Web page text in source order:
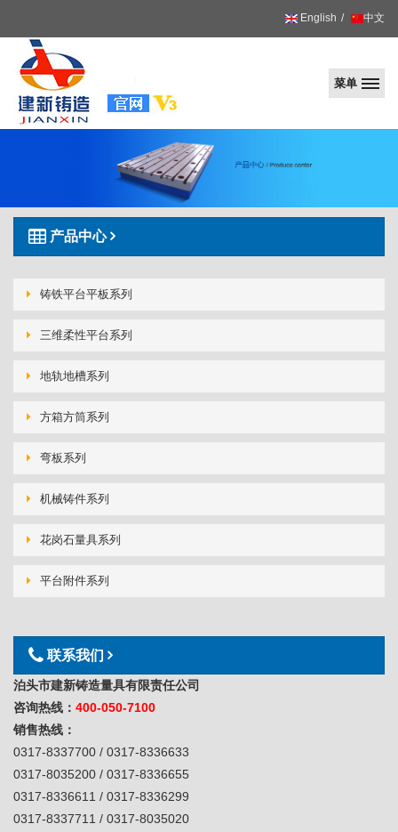
English 中文
菜单
产品中心
铸铁平台平板系列
三维柔性平台系列
地轨地槽系列
方箱方筒系列
弯板系列
机械铸件系列
花岗石量具系列
平台附件系列
联系我们
泊头市建新铸造量具有限责任公司
咨询热线： 400-050-7100
销售热线：
0317-8337700 / 0317-8336633
0317-8035200 / 0317-8336655
0317-8336611 / 0317-8336299
0317-8337711 / 0317-8035020